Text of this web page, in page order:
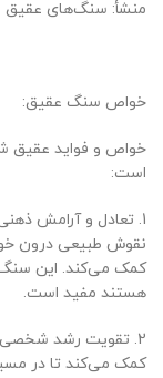
منشأ: سنگ‌های عقیق
خواص سنگ عقیق:
خواص و فواید عقیق
است:
1. تعادل و آرامش
نقوش طبیعی درون
کمک می‌کند. این سنگ
هستند مفید است.
2. تقویت رشد
کمک می‌کند تا در